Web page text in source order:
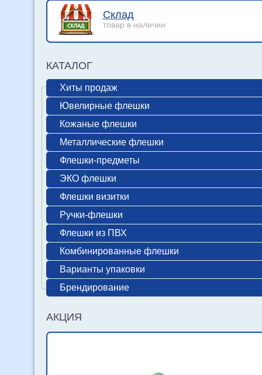
Склад
товар в наличии
КАТАЛОГ
Хиты продаж
Ювелирные флешки
Кожаные флешки
Металлические флешки
Флешки-предметы
ЭКО флешки
Флешки визитки
Ручки-флешки
Флешки из ПВХ
Комбинированные флешки
Варианты упаковки
Брендирование
АКЦИЯ